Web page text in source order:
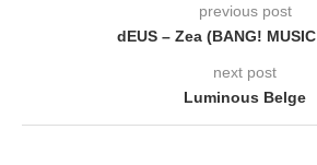
previous post
dEUS – Zea (BANG!
next post
Luminous Belge